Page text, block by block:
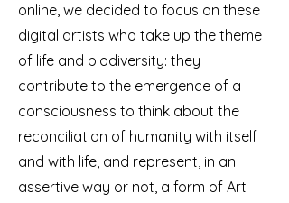
online, we decided to focus on these
digital artists who take up the theme
of life and biodiversity: they
contribute to the emergence of a
consciousness to think about the
reconciliation of humanity with itself
and with life, and represent, in an
assertive way or not, a form of Art